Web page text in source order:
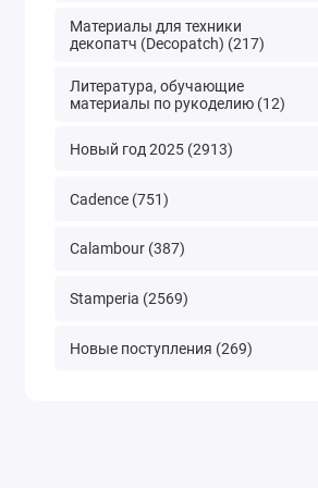
Материалы для техники
декопатч (Decopatch) (217)
Литература, обучающие
материалы по рукоделию (12)
Новый год 2025 (2913)
Cadence (751)
Calambour (387)
Stamperia (2569)
Новые поступления (269)